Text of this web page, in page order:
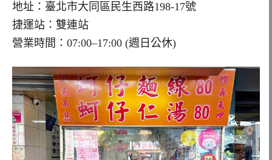
地址：臺北市大同區民生西路198-17號
捷運站：雙連站
營業時間：07:00–17:00 (週日公休)